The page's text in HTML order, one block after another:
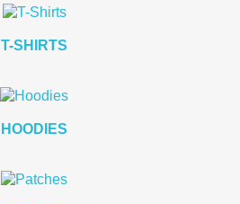
T-SHIRTS
HOODIES